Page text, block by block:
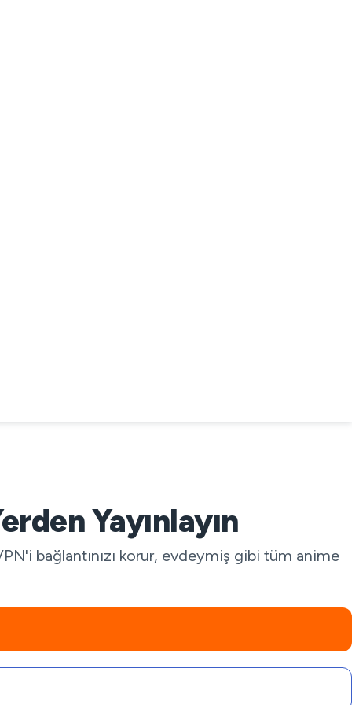
Yayınlayın
bağlantınızı korur, evdeymiş gibi tüm anime